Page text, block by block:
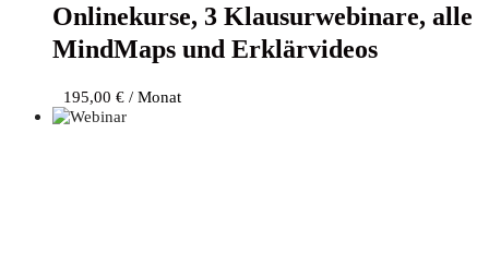
Online­kur­se, 3 Klau­sur­web­i­na­re, alle
Mind­Maps und Erklärvideos
195,00 € / Monat